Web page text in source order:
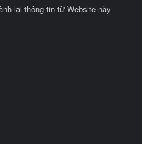
lại thông tin từ Website này